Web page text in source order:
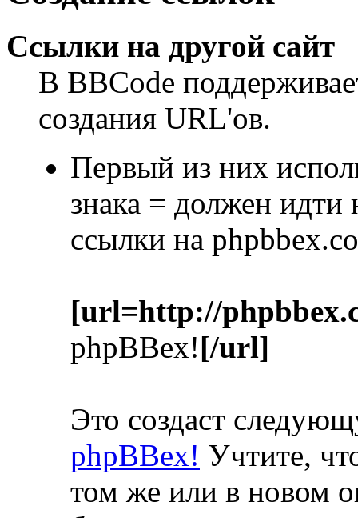
Ссылки на другой сайт
В BBCode
создания URL'ов.
Первый из них
знака = должен
ссылки на
[url=http://
phpBBex![/url]
Это создаст
phpBBex! Учтите,
том же или в новом